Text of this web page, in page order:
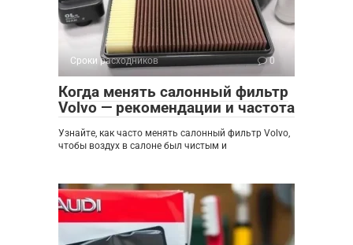
Сроки расходников 0
Когда менять салонный фильтр
Volvo — рекомендации и частота
Узнайте, как часто менять салонный фильтр Volvo,
чтобы воздух в салоне был чистым и